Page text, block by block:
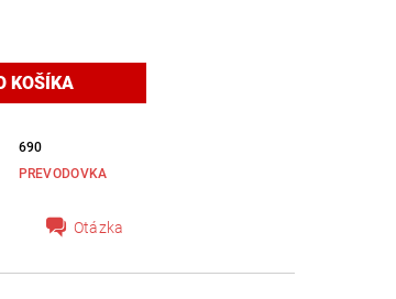
690
PREVODOVKA
Otázka